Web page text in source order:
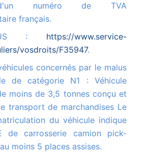
numéro de TVA
français.
: https://www.service-
vosdroits/F35947.
de catégorie N1 : Véhicule
moins de 3,5 tonnes conçu et
transport de marchandises Le
du véhicule indique
de carrosserie camion pick-
moins 5 places assises.